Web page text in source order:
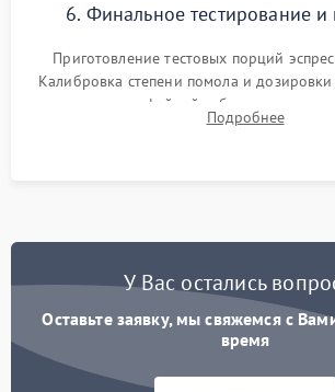
6. Финальное тестирование и
Приготовление тестовых порций
Калибровка степени помола и
плотности кофейной таблетки,
качества молочной пены. Контроль
Подробнее
У Вас остались
Оставьте заявку, мы свяжемся с
время